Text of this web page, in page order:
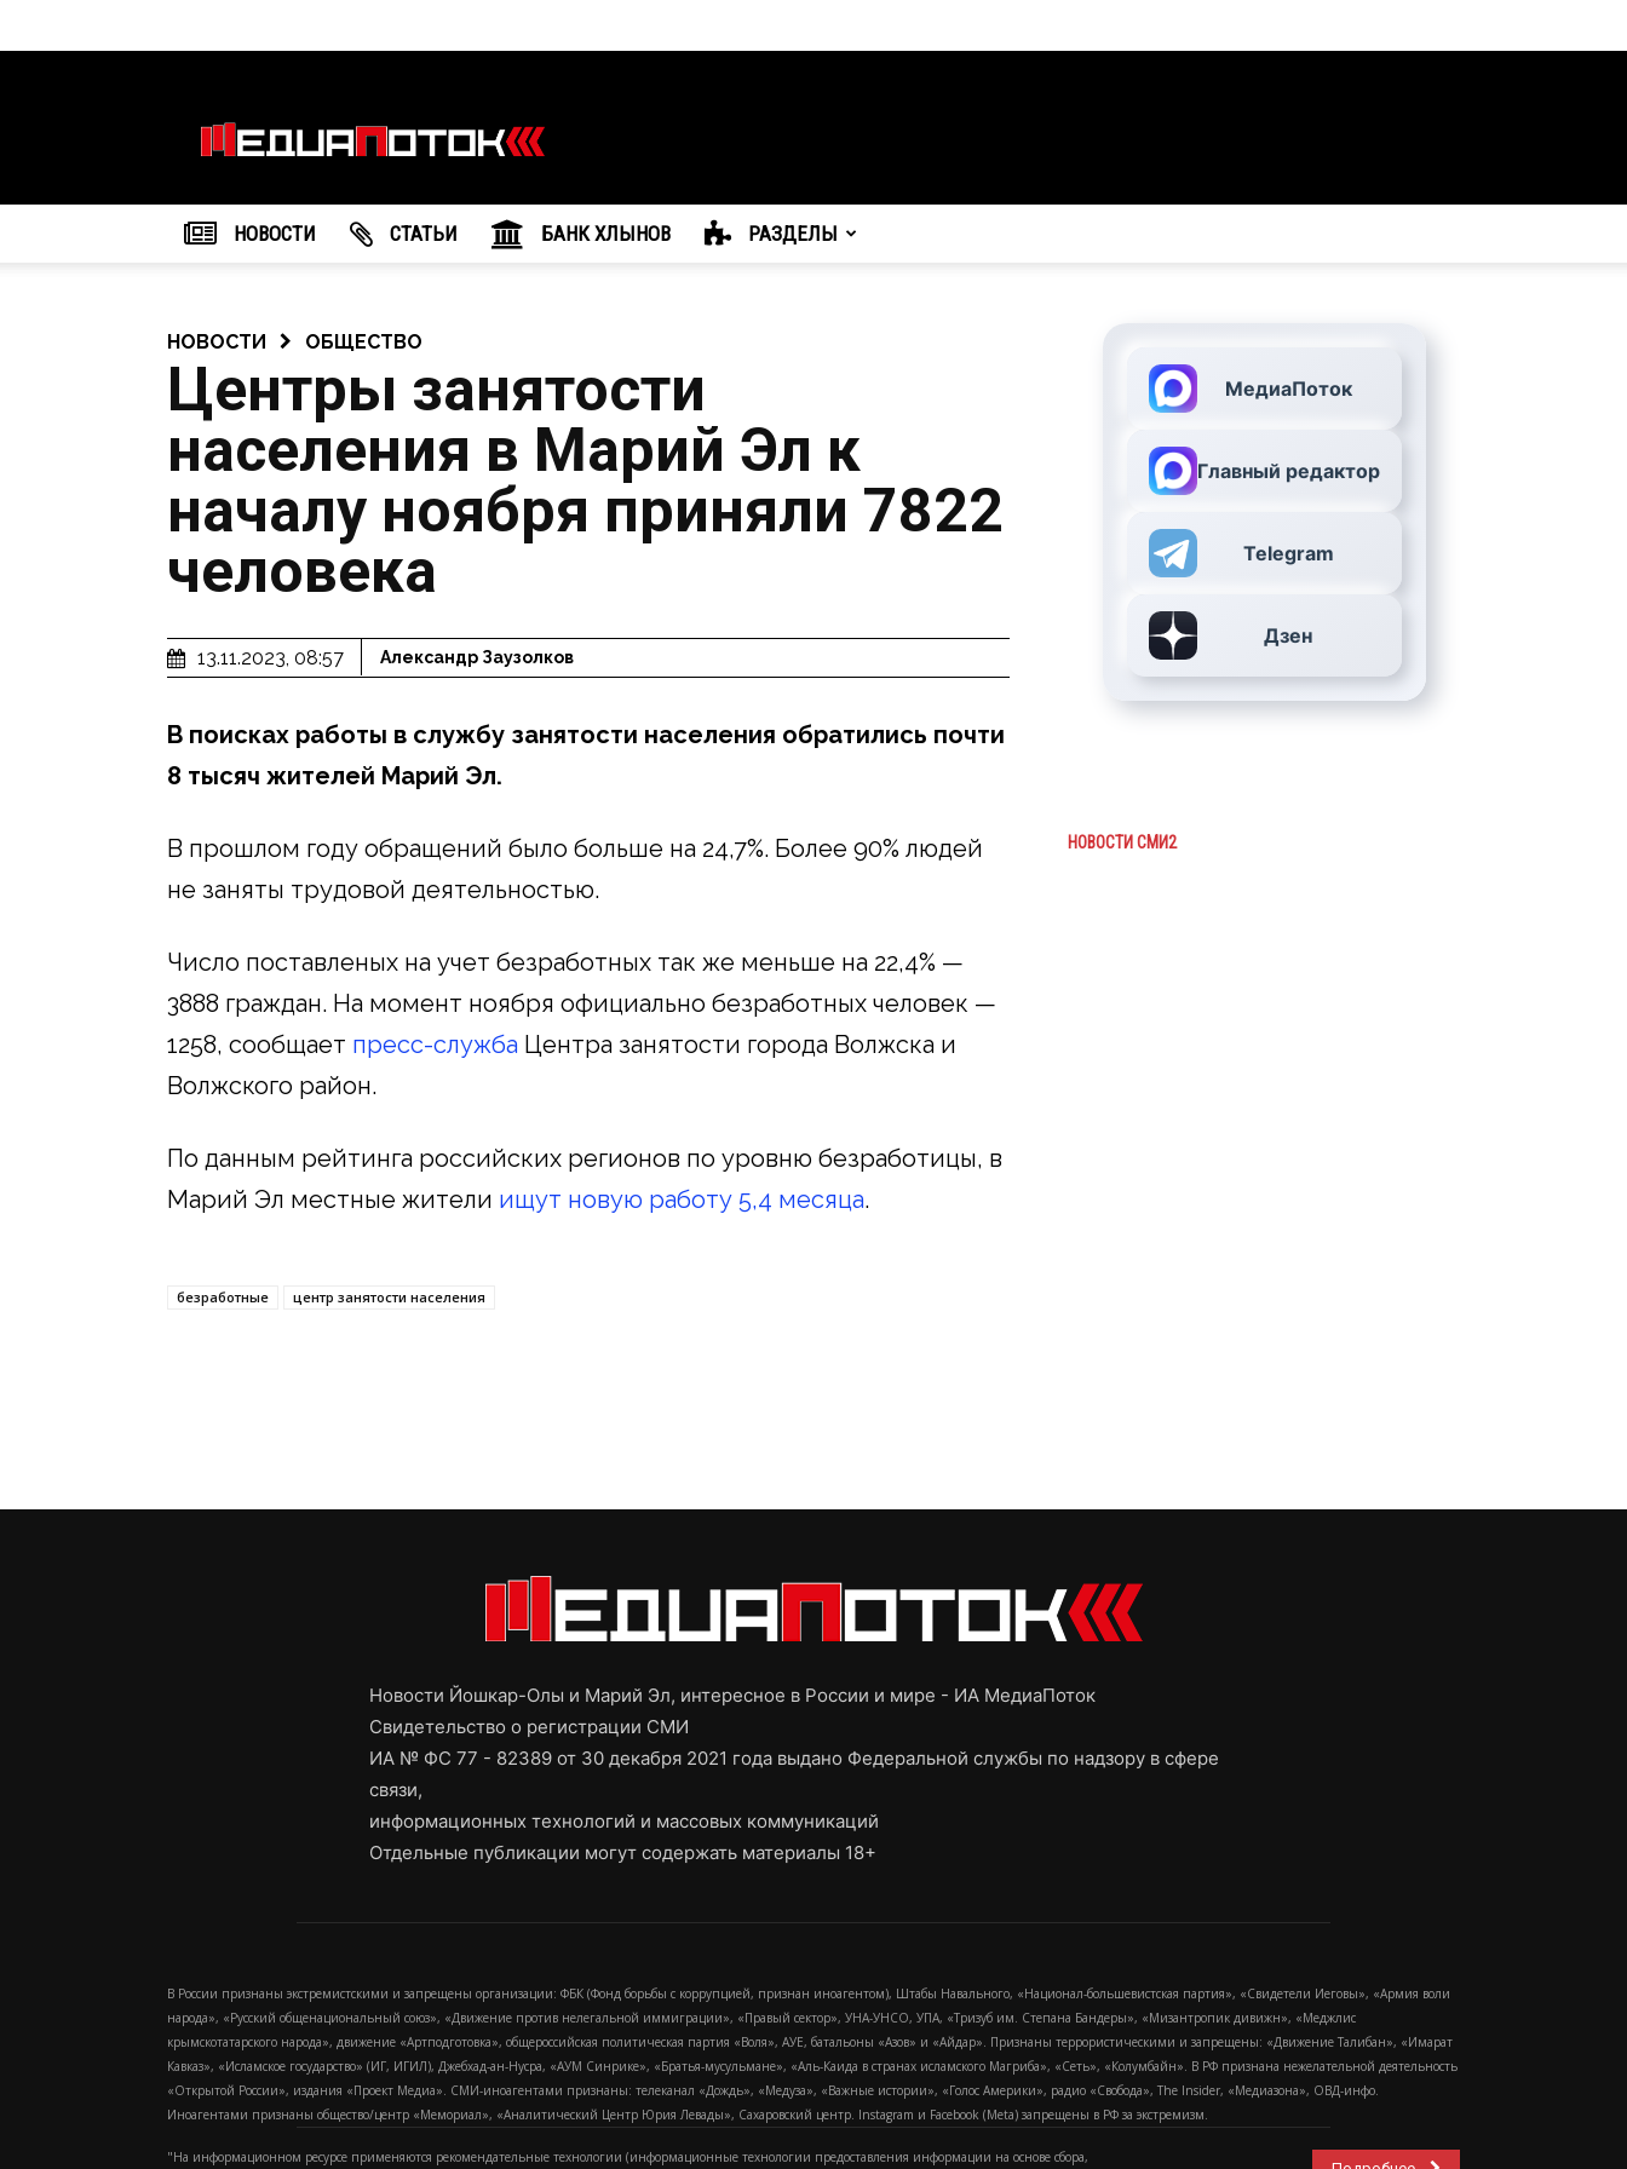
агентство
"МедиаПоток"
НОВОСТИ CТАТЬИ БАНК ХЛЫНОВ РАЗДЕЛЫ
НОВОСТИ ОБЩЕСТВО
Центры занятости
населения в Марий Эл к
началу ноября приняли 7822
человека
13.11.2023, 08:57 Александр Заузолков
В поисках работы в службу занятости населения обратились почти
8 тысяч жителей Марий Эл.
В прошлом году обращений было больше на 24,7%. Более 90% людей
не заняты трудовой деятельностью.
Число поставленых на учет безработных так же меньше на 22,4% —
3888 граждан. На момент ноября официально безработных человек —
1258, сообщает пресс-служба Центра занятости города Волжска и
Волжского район.
По данным рейтинга российских регионов по уровню безработицы, в
Марий Эл местные жители ищут новую работу 5,4 месяца.
безработные центр занятости населения
МедиаПоток
Главный редактор
Telegram
Дзен
НОВОСТИ СМИ2
Новости Йошкар-Олы и Марий Эл, интересное в России и мире - ИА МедиаПоток
Свидетельство о регистрации СМИ
ИА № ФС 77 - 82389 от 30 декабря 2021 года выдано Федеральной службы по надзору в сфере
связи,
информационных технологий и массовых коммуникаций
Отдельные публикации могут содержать материалы 18+
В России признаны экстремистскими и запрещены организации: ФБК (Фонд борьбы с коррупцией, признан иноагентом), Штабы Навального, «Национал-большевистская партия», «Свидетели Иеговы», «Армия воли
народа», «Русский общенациональный союз», «Движение против нелегальной иммиграции», «Правый сектор», УНА-УНСО, УПА, «Тризуб им. Степана Бандеры», «Мизантропик дивижн», «Меджлис
крымскотатарского народа», движение «Артподготовка», общероссийская политическая партия «Воля», АУЕ, батальоны «Азов» и «Айдар». Признаны террористическими и запрещены: «Движение Талибан», «Имарат
Кавказ», «Исламское государство» (ИГ, ИГИЛ), Джебхад-ан-Нусра, «АУМ Синрике», «Братья-мусульмане», «Аль-Каида в странах исламского Магриба», «Сеть», «Колумбайн». В РФ признана нежелательной деятельность
«Открытой России», издания «Проект Медиа». СМИ-иноагентами признаны: телеканал «Дождь», «Медуза», «Важные истории», «Голос Америки», радио «Свобода», The Insider, «Медиазона», ОВД-инфо.
Иноагентами признаны общество/центр «Мемориал», «Аналитический Центр Юрия Левады», Сахаровский центр. Instagram и Facebook (Metа) запрещены в РФ за экстремизм.
"На информационном ресурсе применяются рекомендательные технологии (информационные технологии предоставления информации на основе сбора,